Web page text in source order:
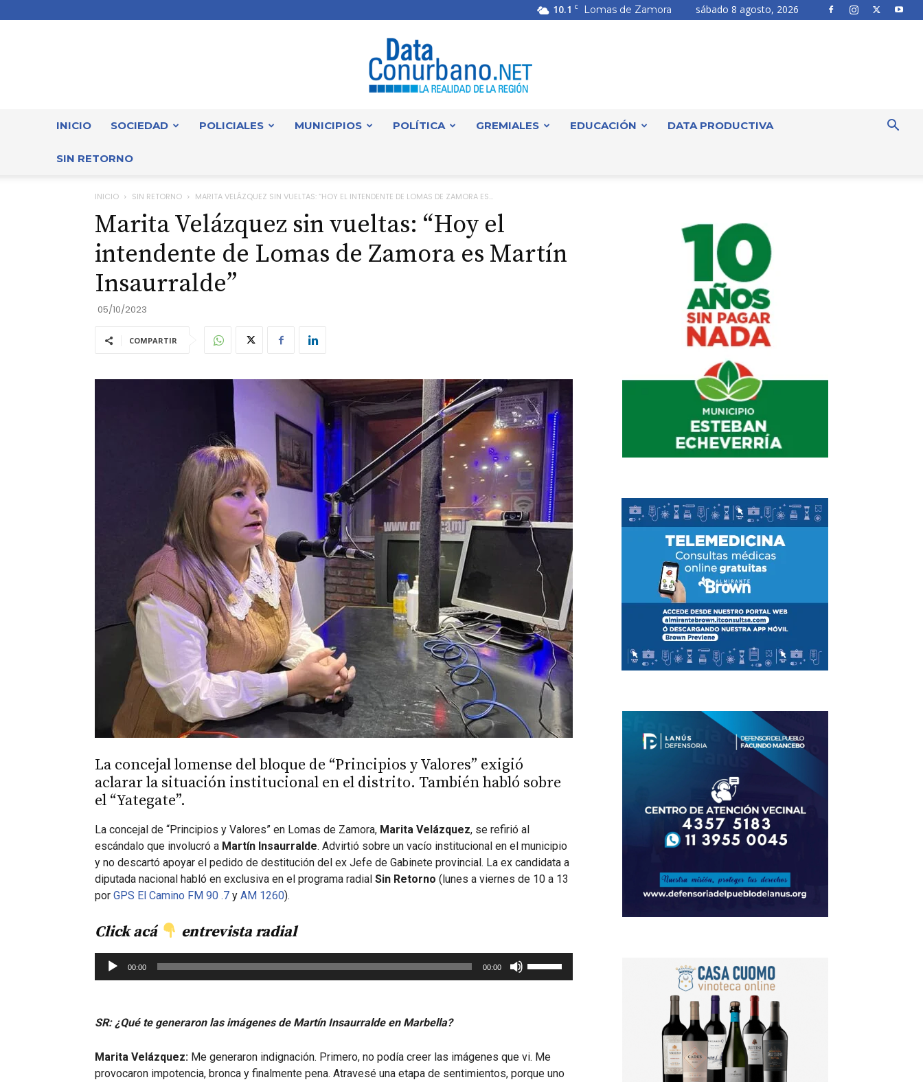
10.1 C Lomas de Zamora sábado 8 agosto, 2026
INICIO SOCIEDAD POLICIALES MUNICIPIOS POLÍTICA GREMIALES EDUCACIÓN DATA PRODUCTIVA
SIN RETORNO
INICIO SIN RETORNO MARITA VELÁZQUEZ SIN VUELTAS: “HOY EL INTENDENTE DE LOMAS DE ZAMORA ES...
Marita Velázquez sin vueltas: “Hoy el
intendente de Lomas de Zamora es Martín
Insaurralde”
05/10/2023
COMPARTIR
La concejal lomense del bloque de “Principios y Valores” exigió
aclarar la situación institucional en el distrito. También habló sobre
el “Yategate”.
La concejal de “Principios y Valores” en Lomas de Zamora, Marita Velázquez, se refirió al
escándalo que involucró a Martín Insaurralde. Advirtió sobre un vacío institucional en el municipio
y no descartó apoyar el pedido de destitución del ex Jefe de Gabinete provincial. La ex candidata a
diputada nacional habló en exclusiva en el programa radial Sin Retorno (lunes a viernes de 10 a 13
por GPS El Camino FM 90 .7 y AM 1260).
Clickacá entrevista radial
Reproductor
00:00 00:00
para
aumentar
SR: ¿Qué te generaron las imágenes de Martín Insaurralde en Marbella?
Marita Velázquez: Me generaron indignación. Primero, no podía creer las imágenes que vi. Me
provocaron impotencia, bronca y finalmente pena. Atravesé una etapa de sentimientos, porque uno